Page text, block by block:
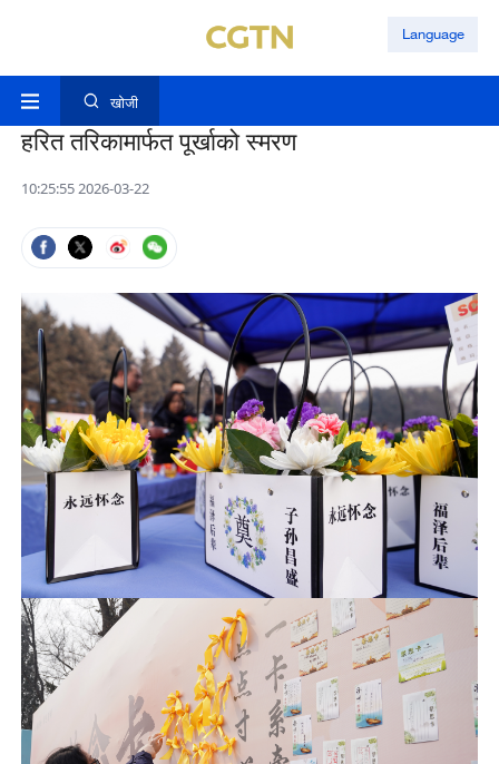
Language
खोजी
हरित तरिकामार्फत पूर्खाको स्मरण
10:25:55 2026-03-22